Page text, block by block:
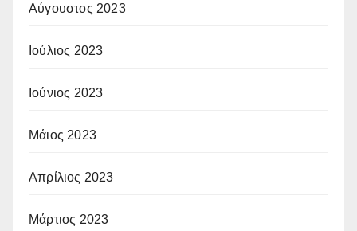
Αύγουστος 2023
Ιούλιος 2023
Ιούνιος 2023
Μάιος 2023
Απρίλιος 2023
Μάρτιος 2023